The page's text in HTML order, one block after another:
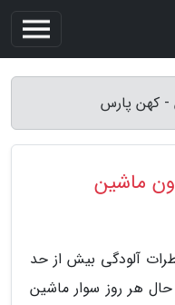
آلودگی بیش از حد
هر روز سوار ماشین